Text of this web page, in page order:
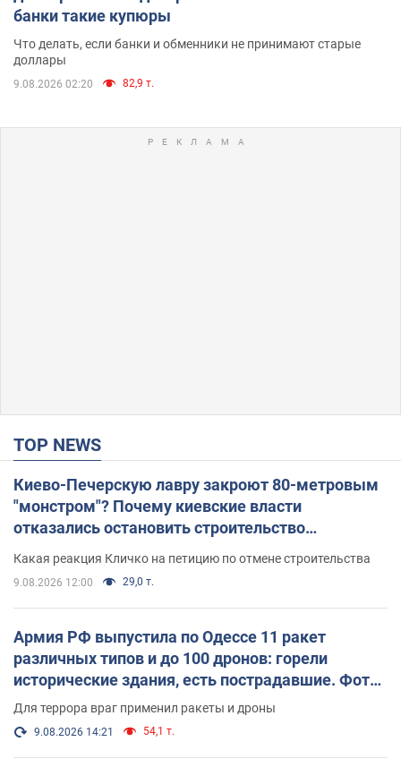
банки такие купюры
Что делать, если банки и обменники не принимают старые
доллары
9.08.2026 02:20 82,9 т.
TOP NEWS
Киево-Печерскую лавру закроют 80-метровым
"монстром"? Почему киевские власти
отказались остановить строительство
Какая реакция Кличко на петицию по отмене строительства
9.08.2026 12:00 29,0 т.
Армия РФ выпустила по Одессе 11 ракет
различных типов и до 100 дронов: горели
исторические здания, есть пострадавшие. Фото
и видео
Для террора враг применил ракеты и дроны
9.08.2026 14:21 54,1 т.